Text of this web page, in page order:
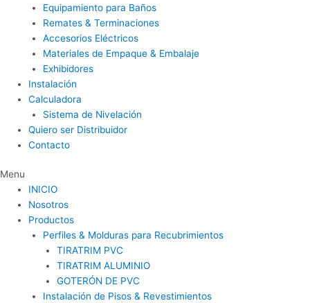
Equipamiento para Baños
Remates & Terminaciones
Accesorios Eléctricos
Materiales de Empaque & Embalaje
Exhibidores
Instalación
Calculadora
Sistema de Nivelación
Quiero ser Distribuidor
Contacto
Menu
INICIO
Nosotros
Productos
Perfiles & Molduras para Recubrimientos
TIRATRIM PVC
TIRATRIM ALUMINIO
GOTERÓN DE PVC
Instalación de Pisos & Revestimientos